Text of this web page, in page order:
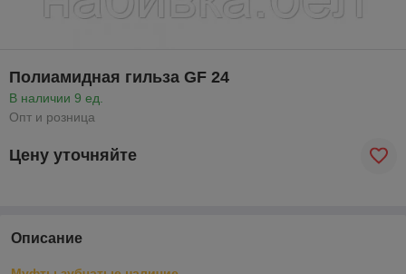
Полиамидная гильза GF 24
В наличии 9 ед.
Опт и розница
Цену уточняйте
Описание